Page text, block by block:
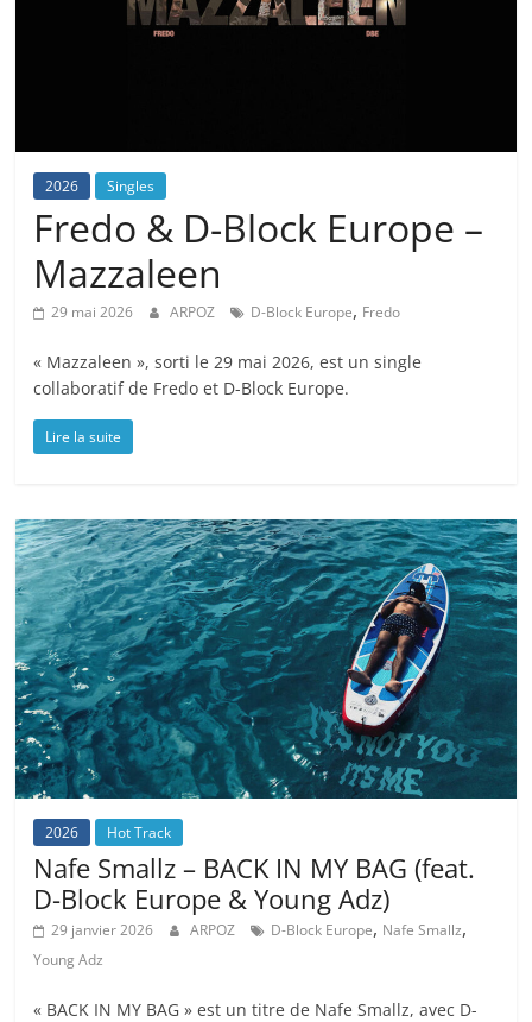
2026 Singles
Fredo & D-Block Europe –
Mazzaleen
29 mai 2026 ARPOZ D-Block Europe, Fredo
« Mazzaleen », sorti le 29 mai 2026, est un single
collaboratif de Fredo et D-Block Europe.
Lire la suite
2026 Hot Track
Nafe Smallz – BACK IN MY BAG (feat.
D-Block Europe & Young Adz)
29 janvier 2026 ARPOZ D-Block Europe, Nafe Smallz,
Young Adz
« BACK IN MY BAG » est un titre de Nafe Smallz, avec D-